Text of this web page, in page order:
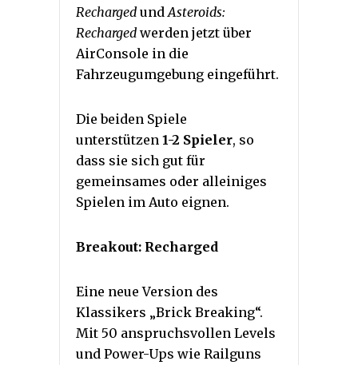
Recharged und Asteroids:
Recharged werden jetzt über
AirConsole in die
Fahrzeugumgebung eingeführt.
Die beiden Spiele
unterstützen 1-2 Spieler, so
dass sie sich gut für
gemeinsames oder alleiniges
Spielen im Auto eignen.
Breakout: Recharged
Eine neue Version des
Klassikers „Brick Breaking“.
Mit 50 anspruchsvollen Levels
und Power-Ups wie Railguns